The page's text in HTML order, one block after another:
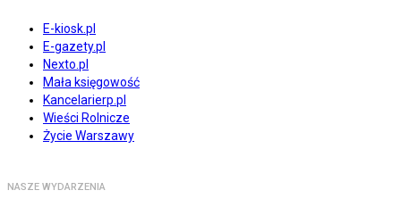
E-kiosk.pl
E-gazety.pl
Nexto.pl
Mała księgowość
Kancelarierp.pl
Wieści Rolnicze
Życie Warszawy
NASZE WYDARZENIA